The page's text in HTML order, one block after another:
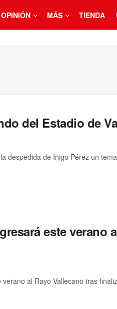
OPINIÓN MÁS TIENDA
del Estadio de
despedida de Iñigo Pérez un
este verano
al Rayo Vallecano tras